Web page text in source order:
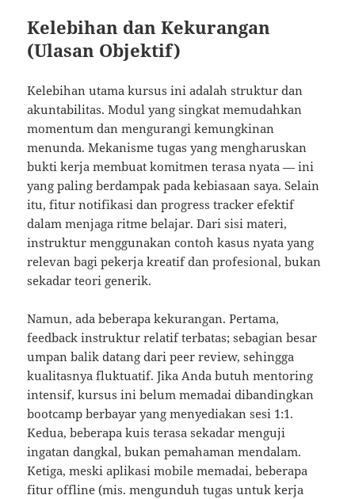
Kelebihan dan Kekurangan
(Ulasan Objektif)
Kelebihan utama kursus ini adalah struktur dan
akuntabilitas. Modul yang singkat memudahkan
momentum dan mengurangi kemungkinan
menunda. Mekanisme tugas yang mengharuskan
bukti kerja membuat komitmen terasa nyata — ini
yang paling berdampak pada kebiasaan saya. Selain
itu, fitur notifikasi dan progress tracker efektif
dalam menjaga ritme belajar. Dari sisi materi,
instruktur menggunakan contoh kasus nyata yang
relevan bagi pekerja kreatif dan profesional, bukan
sekadar teori generik.
Namun, ada beberapa kekurangan. Pertama,
feedback instruktur relatif terbatas; sebagian besar
umpan balik datang dari peer review, sehingga
kualitasnya fluktuatif. Jika Anda butuh mentoring
intensif, kursus ini belum memadai dibandingkan
bootcamp berbayar yang menyediakan sesi 1:1.
Kedua, beberapa kuis terasa sekadar menguji
ingatan dangkal, bukan pemahaman mendalam.
Ketiga, meski aplikasi mobile memadai, beberapa
fitur offline (mis. mengunduh tugas untuk kerja